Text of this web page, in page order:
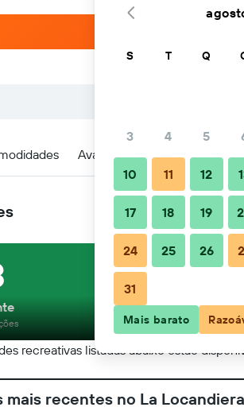
Avaliações Localização
recreativas listadas abaixo estão
mais recentes no La
S T Q
3 4 5
10 11 12
17 18 19
24 25 26
31
Mais barato